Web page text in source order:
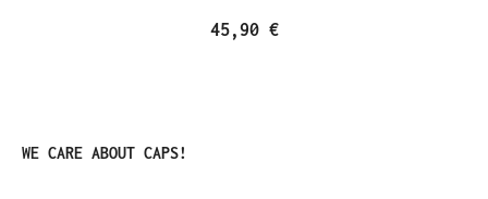
45,90 €
Produktgalerie überspringen
WE CARE ABOUT CAPS!